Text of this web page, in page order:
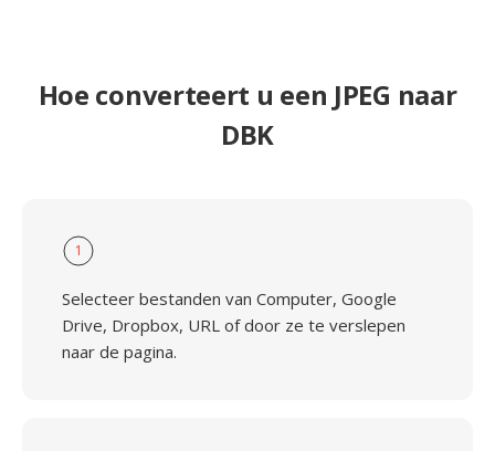
Hoe converteert u een JPEG naar
DBK
1
Selecteer bestanden van Computer, Google
Drive, Dropbox, URL of door ze te verslepen
naar de pagina.